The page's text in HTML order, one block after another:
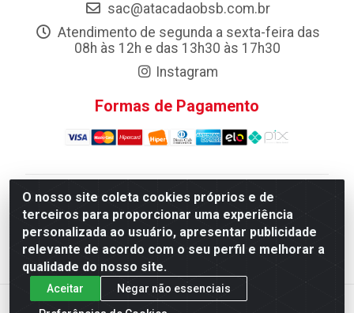
O nosso site coleta cookies próprios e de
terceiros para proporcionar uma experiência
personalizada ao usuário, apresentar publicidade
relevante de acordo com o seu perfil e melhorar a
qualidade do nosso site.
Aceitar
Negar não essenciais
sac@atacadaobsb.com.br
Atendimento de segunda a sexta-feira das
08h às 12h e das 13h30 às 17h30
Instagram
Formas de Pagamento
Atacadao da Limpeza F. Pereira Queiroz Comercio e
Distribuicao LTDA - Quadra Qi 10 Lotes 39 e, 41 - Setor
Industrial (Taguatinga), Brasília/DF - CEP 72.135-100 -
CNPJ 13.184.675/0001-80